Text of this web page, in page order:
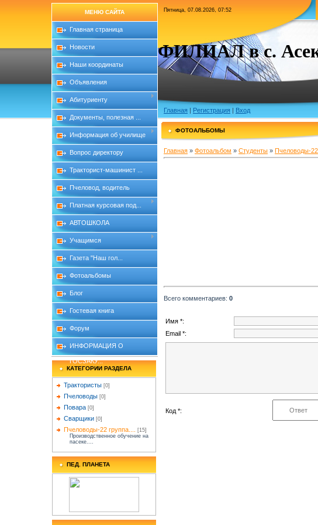
МЕНЮ САЙТА
Главная страница
Новости
Наши координаты
Объявления
Абитуриенту
Документы, полезная ...
Информация об училище
Вопрос директору
Тракторист-машинист ...
Пчеловод, водитель
Платная курсовая под...
АВТОШКОЛА
Учащимся
Газета "Наш гол...
Фотоальбомы
Блог
Гостевая книга
Форум
ИНФОРМАЦИЯ О
ГОСЗАКУ...
КАТЕГОРИИ РАЗДЕЛА
Трактористы [0]
Пчеловоды [0]
Повара [0]
Сварщики [0]
Пчеловоды-22 группа....
[15]
Производственное обучение на
пасеке....
ПЕД. ПЛАНЕТА
Пятница, 07.08.2026, 07:52
ФИЛИАЛ в с.
Главная | Регистрация | Вход
ФОТОАЛЬБОМЫ
Главная » Фотоальбом » Студенты » Пчеловоды-22
Всего комментариев: 0
Имя *:
Email *:
Код *: